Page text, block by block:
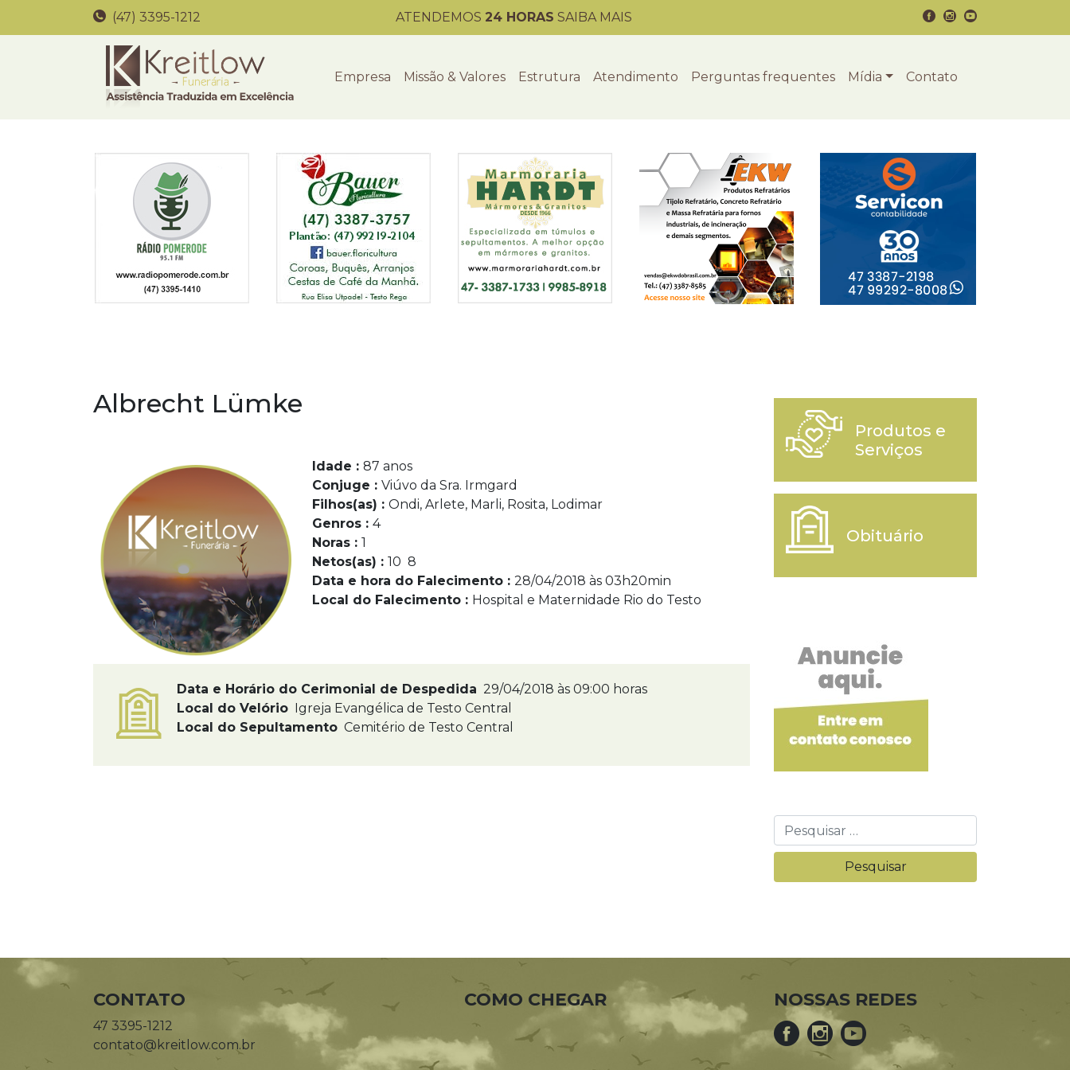
(47) 3395-1212 ATENDEMOS 24 HORAS SAIBA MAIS
Empresa Missão & Valores Estrutura Atendimento Perguntas frequentes Mídia Contato
Albrecht Lümke
Idade : 87 anos
Conjuge : Viúvo da Sra. Irmgard
Filhos(as) : Ondi, Arlete, Marli, Rosita, Lodimar
Genros : 4
Noras : 1
Netos(as) : 10 8
Data e hora do Falecimento : 28/04/2018 às 03h20min
Local do Falecimento : Hospital e Maternidade Rio do Testo
Data e Horário do Cerimonial de Despedida 29/04/2018 às 09:00 horas
Local do Velório Igreja Evangélica de Testo Central
Local do Sepultamento Cemitério de Testo Central
Produtos e
Serviços
Obituário
CONTATO
47 3395-1212
contato@kreitlow.com.br
COMO CHEGAR NOSSAS REDES